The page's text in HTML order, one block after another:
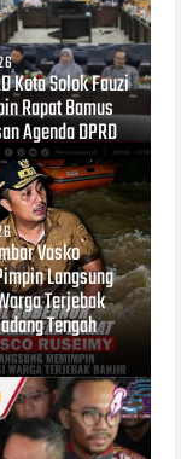
Kota Solok Fauzi
Rapat Bamus
Agenda DPRD
Vasko
Langsung
Terjebak
Tengah